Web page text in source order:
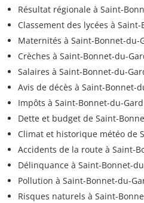
Résultat régionale à Saint-
Classement des lycées à
Maternités à Saint-Bonnet-du-
Crèches à Saint-Bonnet-du-
Salaires à Saint-Bonnet-du-
Avis de décès à Saint-Bonnet-
Impôts à Saint-Bonnet-du-Gard
Dette et budget de Saint-
Climat et historique météo de
Accidents de la route à Saint-
Délinquance à Saint-Bonnet-
Pollution à Saint-Bonnet-du-
Risques naturels à Saint-